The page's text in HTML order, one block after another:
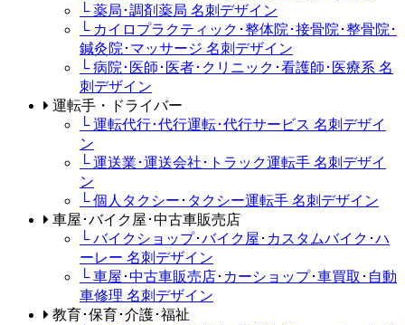
└ 薬局･調剤薬局 名刺デザイン
└ カイロプラクティック･整体院･接骨院･整骨院･
鍼灸院･マッサージ 名刺デザイン
└ 病院･医師･医者･クリニック･看護師･医療系 名
刺デザイン
運転手・ドライバー
└ 運転代行･代行運転･代行サービス 名刺デザイ
ン
└ 運送業･運送会社･トラック運転手 名刺デザイ
ン
└ 個人タクシー･タクシー運転手 名刺デザイン
車屋･バイク屋･中古車販売店
└ バイクショップ･バイク屋･カスタムバイク･ハ
ーレー 名刺デザイン
└ 車屋･中古車販売店･カーショップ･車買取･自動
車修理 名刺デザイン
教育･保育･介護･福祉